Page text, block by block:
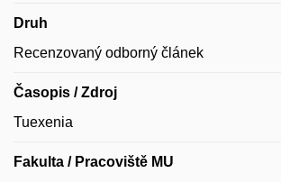
Druh
Recenzovaný odborný článek
Časopis / Zdroj
Tuexenia
Fakulta / Pracoviště MU